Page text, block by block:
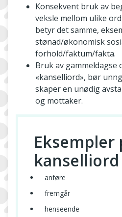
Konsekvent bruk av
veksle mellom ulike
betyr det samme,
stønad/økonomisk
forhold/faktum/fakta.
Bruk av
«kanselliord», bør
skaper en unødig
og mottaker.
Eksempler
kanselliord
anføre
fremgår
henseende